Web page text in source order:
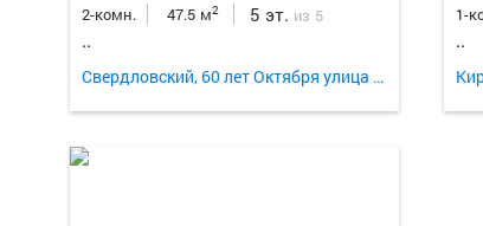
2-комн. 47.5 м2 5 эт. из 5
..
Свердловский, 60 лет Октября улица 56
1-
..